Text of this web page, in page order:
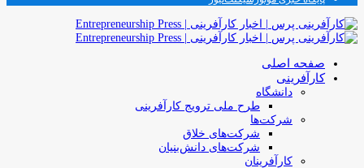
صفحه اصلی
کارآفرینی
دانشگاه
طرح ملی ترویج کارآفرینی
شرکت‌ها
شرکت‌های خلاق
شرکت‌های دانش‌بنیان
کارآفرینان